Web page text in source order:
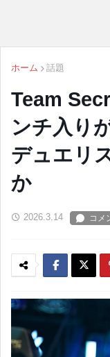
ホーム 話題
Team
ンチ入り
デュエリ
か
2026.3.14